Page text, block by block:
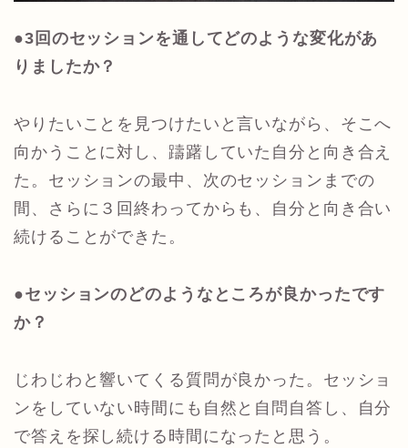
●3回のセッションを通してどのような変化があ
りましたか？
やりたいことを見つけたいと言いながら、そこへ
向かうことに対し、躊躇していた自分と向き合え
た。セッションの最中、次のセッションまでの
間、さらに３回終わってからも、自分と向き合い
続けることができた。
●セッションのどのようなところが良かったです
か？
じわじわと響いてくる質問が良かった。セッショ
ンをしていない時間にも自然と自問自答し、自分
で答えを探し続ける時間になったと思う。